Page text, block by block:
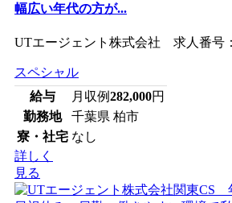
幅広い年代の方が...
UTエージェント株式会社 求人番号
スペシャル
給与
月収例282,000円
勤務地
千葉県 柏市
寮・社宅 なし
詳しく
見る